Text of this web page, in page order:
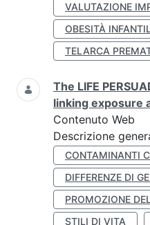
VALUTAZIONE
OBESITÀ
TELARCA
The LIFE
linking exposure
Contenuto Web
Descrizione
CONTAMINANTI
DIFFERENZE DI
PROMOZIONE
STILI DI VITA